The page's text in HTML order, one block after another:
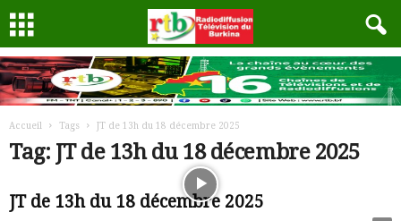
Accueil Tags JT de 13h du 18 décembre 2025
Tag: JT de 13h du 18 décembre 2025
JT de 13h du 18 décembre 2025